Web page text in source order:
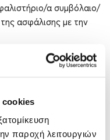
cookies
παροχή λειτουργιών
α συμβόλαιο/
ασφάλισης με την
κατοικίες μου”, το/α
ώστε ο
10.